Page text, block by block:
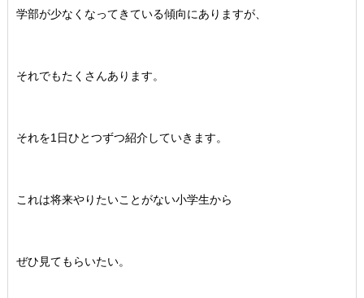
学部が少なくなってきている傾向にありますが、
それでもたくさんあります。
それを1日ひとつずつ紹介していきます。
これは将来やりたいことがない小学生から
ぜひ見てもらいたい。